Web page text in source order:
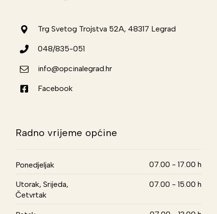
Trg Svetog Trojstva 52A, 48317 Legrad
048/835-051
info@opcinalegrad.hr
Facebook
Radno vrijeme općine
Ponedjeljak 07.00 - 17.00 h
Utorak, Srijeda,
Četvrtak
07.00 - 15.00 h